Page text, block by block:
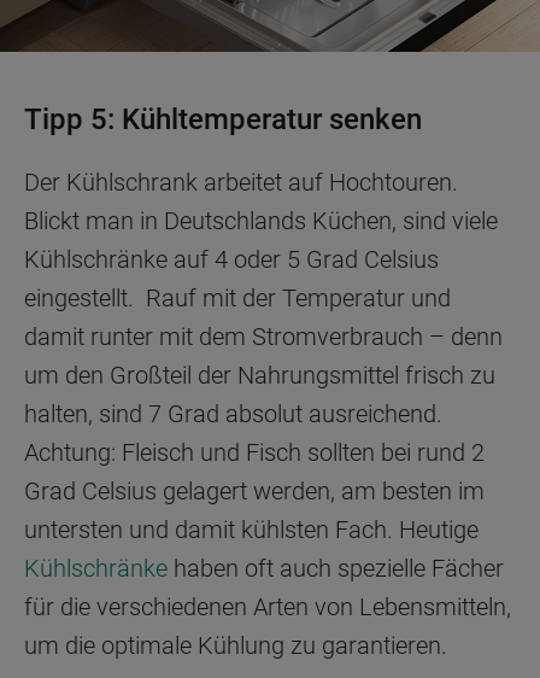
Tipp 5: Kühltemperatur senken
Der Kühlschrank arbeitet auf Hochtouren.
Blickt man in Deutschlands Küchen, sind viele
Kühlschränke auf 4 oder 5 Grad Celsius
eingestellt. Rauf mit der Temperatur und
damit runter mit dem Stromverbrauch – denn
um den Großteil der Nahrungsmittel frisch zu
halten, sind 7 Grad absolut ausreichend.
Achtung: Fleisch und Fisch sollten bei rund 2
Grad Celsius gelagert werden, am besten im
untersten und damit kühlsten Fach. Heutige
Kühlschränke haben oft auch spezielle Fächer
für die verschiedenen Arten von Lebensmitteln,
um die optimale Kühlung zu garantieren.